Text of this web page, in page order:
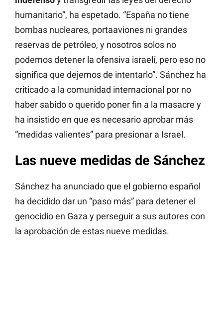
humanitario”, ha espetado. “España no tiene
bombas nucleares, portaaviones ni grandes
reservas de petróleo, y nosotros solos no
podemos detener la ofensiva israelí, pero eso no
significa que dejemos de intentarlo”. Sánchez ha
criticado a la comunidad internacional por no
haber sabido o querido poner fin a la masacre y
ha insistido en que es necesario aprobar más
“medidas valientes” para presionar a Israel.
Las nueve medidas de Sánchez
Sánchez ha anunciado que el gobierno español
ha decidido dar un “paso más” para detener el
genocidio en Gaza y perseguir a sus autores con
la aprobación de estas nueve medidas.